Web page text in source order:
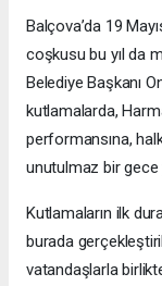
Balçova’da 19
coşkusu bu yıl da
Belediye Başkanı
kutlamalarda,
performansına,
unutulmaz bir gece
Kutlamaların ilk
burada
vatandaşlarla